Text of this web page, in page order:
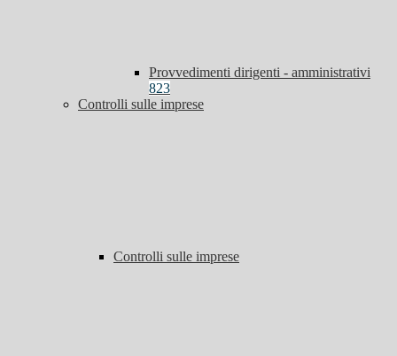
Provvedimenti dirigenti - amministrativi
823
Controlli sulle imprese
Controlli sulle imprese